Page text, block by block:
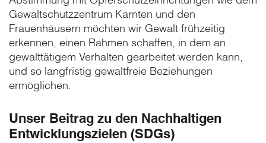
Gewaltschutzzentrum Kärnten und den
Frauenhäusern möchten wir Gewalt frühzeitig
erkennen, einen Rahmen schaffen, in dem an
gewalttätigem Verhalten gearbeitet werden kann,
und so langfristig gewaltfreie Beziehungen
ermöglichen.
Unser Beitrag zu den Nachhaltigen
Entwicklungszielen (SDGs)